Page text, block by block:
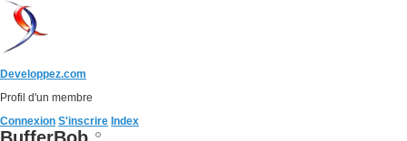
Developpez.com
Profil d'un membre
Connexion S'inscrire Index